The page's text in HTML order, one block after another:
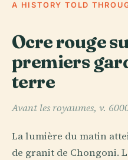
A HISTORY TOLD
Ocre rouge
premiers
terre
Avant les royaumes, v.
La lumière du matin
de granit de Chongoni.